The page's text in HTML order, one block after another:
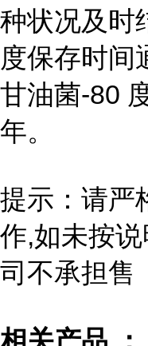
种状况及时
度保存时间
甘油菌-80
年。
提示：请严
作,如未按
司不承担售